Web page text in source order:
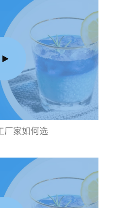
厂家如何选